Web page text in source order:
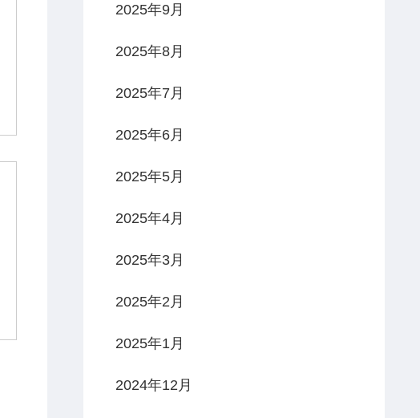
2025年9月
2025年8月
2025年7月
2025年6月
2025年5月
2025年4月
2025年3月
2025年2月
2025年1月
2024年12月